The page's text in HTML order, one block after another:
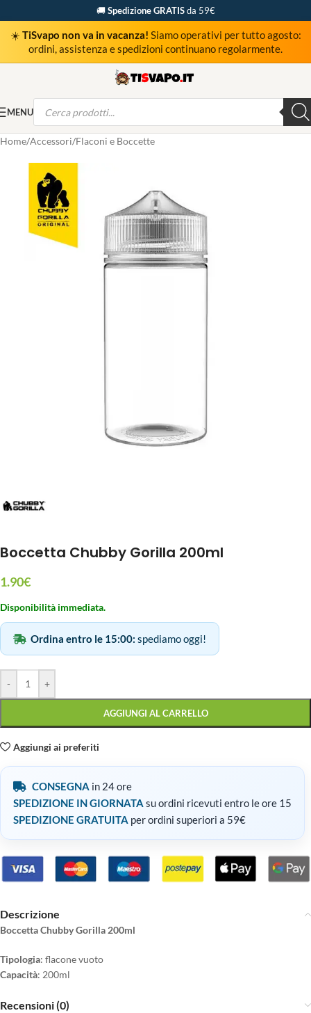
🚚Spedizione GRATISda 59€
☀️ TiSvapo non va in vacanza! Siamo operativi per tutto agosto:
ordini, assistenza e spedizioni continuano regolarmente.
MENU
Home Accessori Flaconi e Boccette
Boccetta Chubby Gorilla 200ml
1.90€
Disponibilità immediata.
Ordina entro le 15:00: spediamo oggi!
- +
AGGIUNGI AL CARRELLO
Aggiungi ai preferiti
CONSEGNA in 24 ore
SPEDIZIONE IN GIORNATA su ordini ricevuti entro le ore 15
SPEDIZIONE GRATUITA per ordini superiori a 59€
Descrizione
Boccetta Chubby Gorilla 200ml
Tipologia: flacone vuoto
Capacità: 200ml
Recensioni (0)